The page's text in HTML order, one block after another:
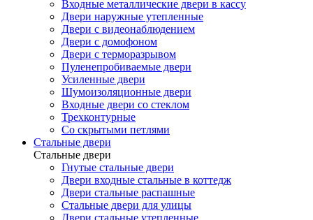
Входные металлические двери в кассу
Двери наружные утепленные
Двери с видеонаблюдением
Двери с домофоном
Двери с терморазрывом
Пуленепробиваемые двери
Усиленные двери
Шумоизоляционные двери
Входные двери со стеклом
Трехконтурные
Со скрытыми петлями
Стальные двери
Стальные двери
Гнутые стальные двери
Двери входные стальные в коттедж
Двери стальные распашные
Стальные двери для улицы